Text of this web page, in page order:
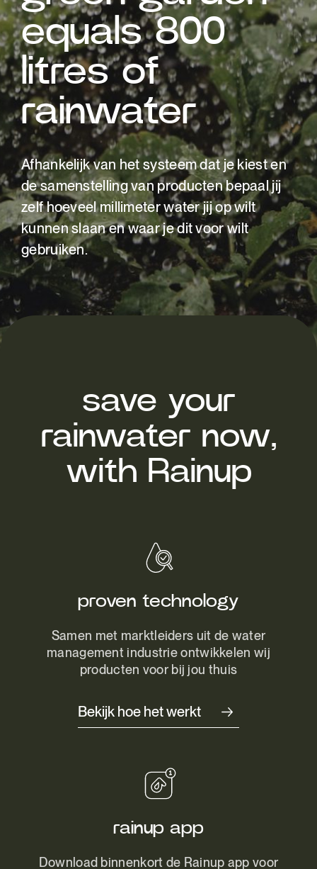
equals 800
litres of
rainwater
Afhankelijk van het systeem dat je kiest en
de samenstelling van producten bepaal jij
zelf hoeveel millimeter water jij op wilt
kunnen slaan en waar je dit voor wilt
gebruiken.
save your
rainwater now,
with Rainup
proven technology
Samen met marktleiders uit de water
management industrie ontwikkelen wij
producten voor bij jou thuis
Bekijk hoe het werkt
rainup app
Download binnenkort de Rainup app voor